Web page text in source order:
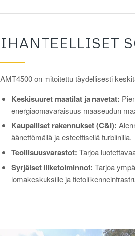
IHANTEELLISET
AMT4500 on mitoitettu täydellisesti
Keskisuuret maatilat ja navetat:
energiaomavaraisuus maaseudun
Kaupalliset rakennukset (C&I):
äänettömällä ja esteettisellä turbiinilla.
Teollisuusvarastot: Tarjoa
Syrjäiset liiketoiminnot: Tarjoa
lomakeskuksille ja